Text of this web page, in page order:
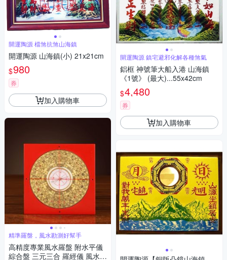
開運陶源 檔煞抗煞山海鎮
開運陶源 山海鎮(小) 21x21cm
$980
券
加入購物車
精準羅盤，風水勘測好幫手
高精度專業風水羅盤 附水平儀
綜合盤 三元三合 羅經儀 風水師
開運陶源 鎮宅避邪化解各種煞氣
鋁框 神號筆大船入港 山海鎮
《1號》 (最大)...55x42cm
$4,480
券
加入購物車